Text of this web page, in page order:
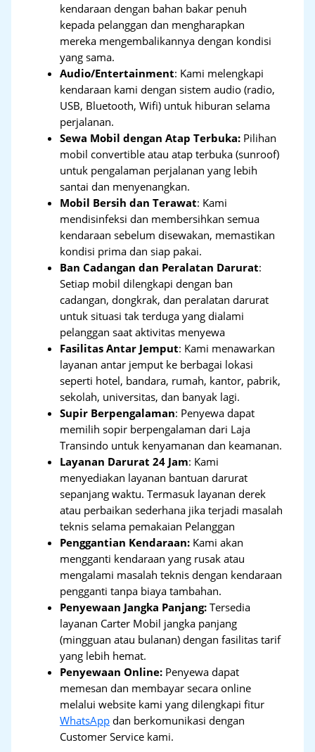
kendaraan dengan bahan bakar penuh
kepada pelanggan dan mengharapkan
mereka mengembalikannya dengan kondisi
yang sama.
Audio/Entertainment: Kami melengkapi
kendaraan kami dengan sistem audio (radio,
USB, Bluetooth, Wifi) untuk hiburan selama
perjalanan.
Sewa Mobil dengan Atap Terbuka: Pilihan
mobil convertible atau atap terbuka (sunroof)
untuk pengalaman perjalanan yang lebih
santai dan menyenangkan.
Mobil Bersih dan Terawat: Kami
mendisinfeksi dan membersihkan semua
kendaraan sebelum disewakan, memastikan
kondisi prima dan siap pakai.
Ban Cadangan dan Peralatan Darurat:
Setiap mobil dilengkapi dengan ban
cadangan, dongkrak, dan peralatan darurat
untuk situasi tak terduga yang dialami
pelanggan saat aktivitas menyewa
Fasilitas Antar Jemput: Kami menawarkan
layanan antar jemput ke berbagai lokasi
seperti hotel, bandara, rumah, kantor, pabrik,
sekolah, universitas, dan banyak lagi.
Supir Berpengalaman: Penyewa dapat
memilih sopir berpengalaman dari Laja
Transindo untuk kenyamanan dan keamanan.
Layanan Darurat 24 Jam: Kami
menyediakan layanan bantuan darurat
sepanjang waktu. Termasuk layanan derek
atau perbaikan sederhana jika terjadi masalah
teknis selama pemakaian Pelanggan
Penggantian Kendaraan: Kami akan
mengganti kendaraan yang rusak atau
mengalami masalah teknis dengan kendaraan
pengganti tanpa biaya tambahan.
Penyewaan Jangka Panjang: Tersedia
layanan Carter Mobil jangka panjang
(mingguan atau bulanan) dengan fasilitas tarif
yang lebih hemat.
Penyewaan Online: Penyewa dapat
memesan dan membayar secara online
melalui website kami yang dilengkapi fitur
WhatsApp dan berkomunikasi dengan
Customer Service kami.